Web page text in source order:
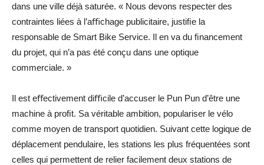
dans une ville déjà saturée. « Nous devons respecter des
contraintes liées à l’aﬃchage publicitaire, justiﬁe la
responsable de Smart Bike Service. Il en va du ﬁnancement
du projet, qui n’a pas été conçu dans une optique
commerciale. »
Il est eﬀectivement diﬃcile d’accuser le Pun Pun d’être une
machine à proﬁt. Sa véritable ambition, populariser le vélo
comme moyen de transport quotidien. Suivant cette logique de
déplacement pendulaire, les stations les plus fréquentées sont
celles qui permettent de relier facilement deux stations de